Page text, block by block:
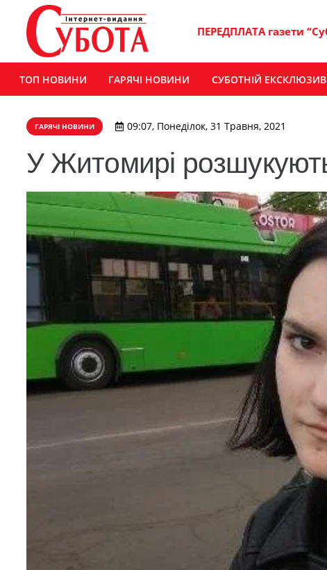
ПЕРЕДПЛАТА газети
ТОП НОВИНИ ГАРЯЧІ НОВИНИ СУБОТНІЙ ЕКСКЛЮЗИВ
ГАРЯЧІ НОВИНИ 09:07, Понеділок, 31 Травня, 2021
У Житомирі